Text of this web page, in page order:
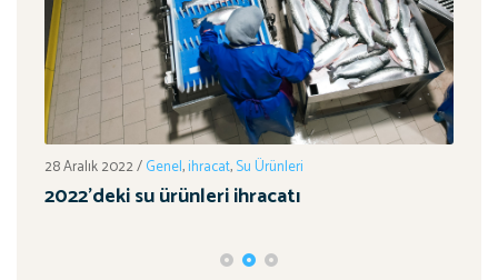
28 Aralık 2022/Genel,ihracat,Su Ürünleri
2022’deki su ürünleri ihracatı